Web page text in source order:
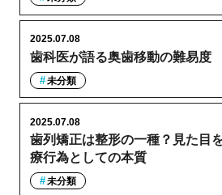
歯科医が語る奥歯移動の難易度
2025.07.08
未分類
歯列矯正は整形の一種？見た目
療行為としての本質
2025.07.08
未分類